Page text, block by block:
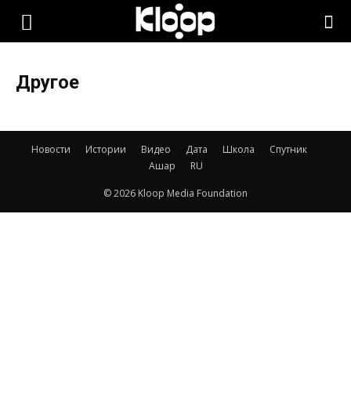
KLOOP.KG
Новости
Кыргызстана
Другое
Новости Истории Видео Дата Школа
Спутник
Ашар
RU
© 2026 Kloop Media Foundation